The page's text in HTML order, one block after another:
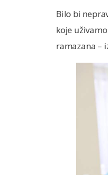
Bilo bi
koje
ramazana –